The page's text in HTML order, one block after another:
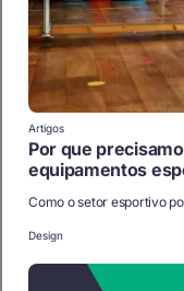
Artigos
Por que
equipamentos
Como o setor esportivo
Design